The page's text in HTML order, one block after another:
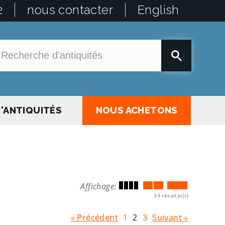
nous contacter English
NOUS ACHETONS
Affichage:
33 résultat(s)
« Précédent 1 2 3 Suivant »